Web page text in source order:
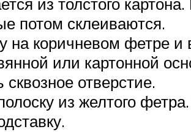
потом склеиваются.
на коричневом фетре и
или картонной
отверстие.
из желтого